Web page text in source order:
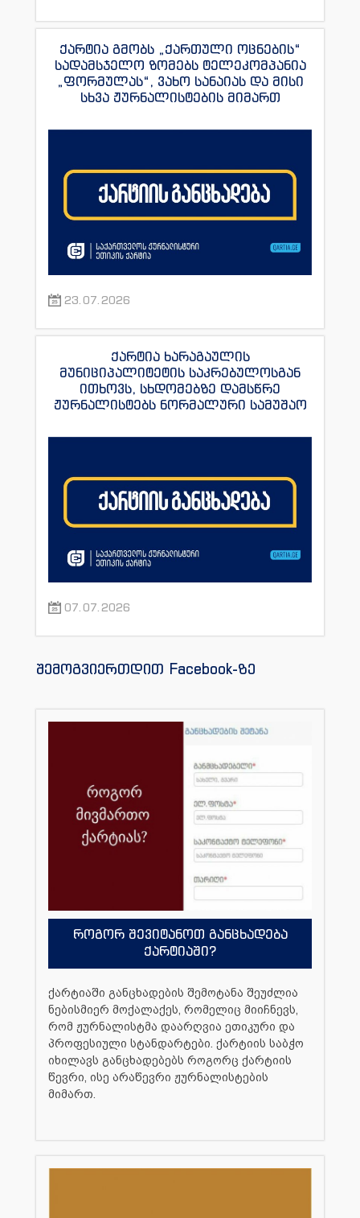
ქარტია გმობს „ქართული ოცნების“
სადამსჯელო ზომებს ტელეკომპანია
„ფორმულას“, ვახო სანაიას და მისი
სხვა ჟურნალისტების მიმართ
23.07.2026
ქარტია ხარაგაულის
მუნიციპალიტეტის საკრებულოსგან
ითხოვს, სხდომებზე დამსწრე
ჟურნალისტებს ნორმალური სამუშაო
07.07.2026
შემოგვიერთდით Facebook-ზე
როგორ შევიტანოთ განცხადება
ქარტიაში?
ქარტიაში განცხადების შემოტანა შეუძლია
ნებისმიერ მოქალაქეს, რომელიც მიიჩნევს,
რომ ჟურნალისტმა დაარღვია ეთიკური და
პროფესიული სტანდარტები. ქარტიის საბჭო
იხილავს განცხადებებს როგორც ქარტიის
წევრი, ისე არაწევრი ჟურნალისტების
მიმართ.